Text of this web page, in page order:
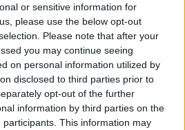
or sensitive information for
please use the below opt-out
Please note that after your
you may continue seeing
on personal information utilized by
disclosed to third parties prior to
opt-out of the further
information by third parties on the
participants. This information may
A S G A
R
G I O T
A
I N T O
R
C H
A
O A R
: